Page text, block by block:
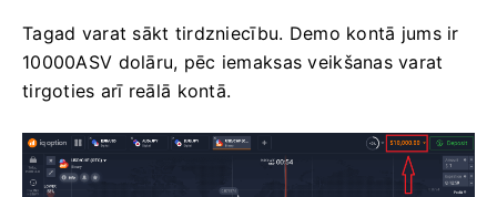
Tagad varat sākt tirdzniecību. Demo kontā jums ir
10000ASV dolāru, pēc iemaksas veikšanas varat
tirgoties arī reālā kontā.